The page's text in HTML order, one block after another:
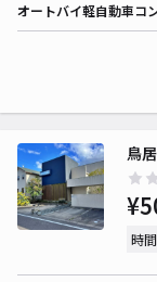
オートバイ軽自動車コ
鳥
時